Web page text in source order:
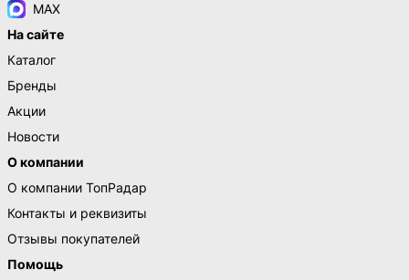
MAX
На сайте
Каталог
Бренды
Акции
Новости
О компании
О компании ТопРадар
Контакты и реквизиты
Отзывы покупателей
Помощь